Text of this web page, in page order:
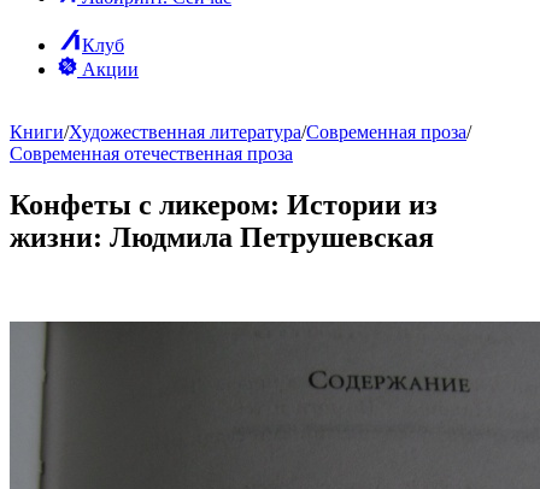
Клуб
Акции
Книги/Художественная литература/Современная проза/
Современная отечественная проза
Конфеты с ликером: Истории из
жизни: Людмила Петрушевская